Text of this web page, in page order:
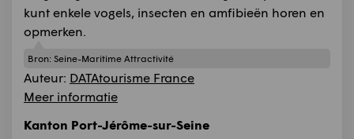
kunt enkele vogels, insecten en amfibieën horen en
opmerken.
Bron: Seine-Maritime Attractivité
Auteur: DATAtourisme France
Meer informatie
Kanton Port-Jérôme-sur-Seine